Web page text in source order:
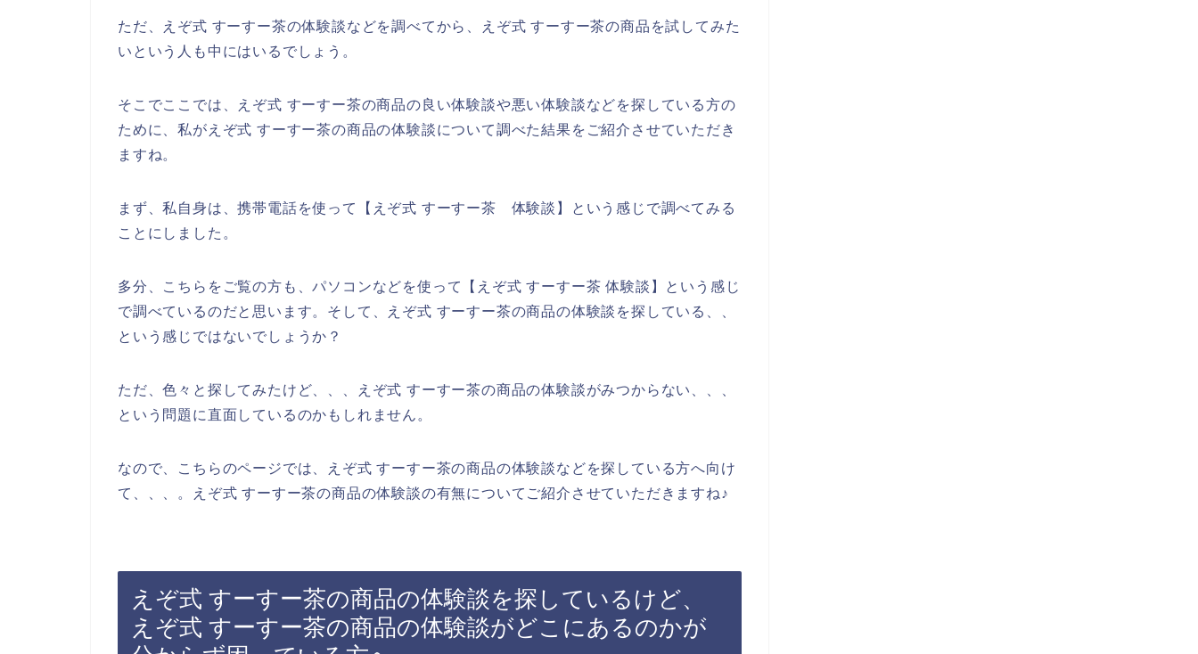
ただ、えぞ式 すーすー茶の体験談などを調べてから、えぞ式 すーすー茶の商品を試してみた
いという人も中にはいるでしょう。
そこでここでは、えぞ式 すーすー茶の商品の良い体験談や悪い体験談などを探している方の
ために、私がえぞ式 すーすー茶の商品の体験談について調べた結果をご紹介させていただき
ますね。
まず、私自身は、携帯電話を使って【えぞ式 すーすー茶 体験談】という感じで調べてみる
ことにしました。
多分、こちらをご覧の方も、パソコンなどを使って【えぞ式 すーすー茶 体験談】という感じ
で調べているのだと思います。そして、えぞ式 すーすー茶の商品の体験談を探している、、
という感じではないでしょうか？
ただ、色々と探してみたけど、、、えぞ式 すーすー茶の商品の体験談がみつからない、、、
という問題に直面しているのかもしれません。
なので、こちらのページでは、えぞ式 すーすー茶の商品の体験談などを探している方へ向け
て、、、。えぞ式 すーすー茶の商品の体験談の有無についてご紹介させていただきますね♪
えぞ式 すーすー茶の商品の体験談を探しているけど、
えぞ式 すーすー茶の商品の体験談がどこにあるのかが